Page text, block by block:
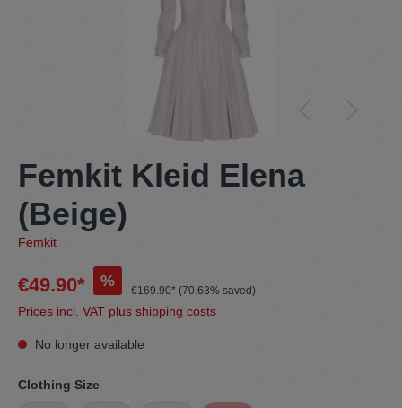
Femkit Kleid Elena
(Beige)
Femkit
€49.90* %
€169.90* (70.63% saved)
Prices incl. VAT plus shipping costs
No longer available
Clothing Size